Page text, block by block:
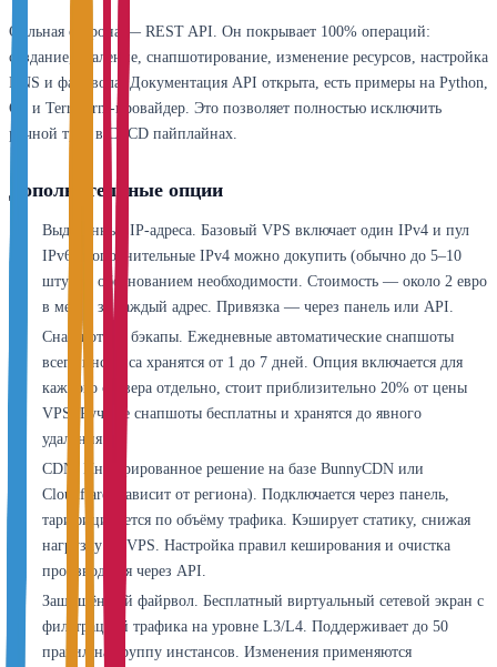
Сильная сторона — REST API. Он покрывает 100% операций:
создание, удаление, снапшотирование, изменение ресурсов, настройка
DNS и файрвола. Документация API открыта, есть примеры на Python,
Go и Terraform-провайдер. Это позволяет полностью исключить
ручной труд в CI/CD пайплайнах.
Дополнительные опции
Выделенные IP-адреса. Базовый VPS включает один IPv4 и пул
IPv6. Дополнительные IPv4 можно докупить (обычно до 5–10
штук) с обоснованием необходимости. Стоимость — около 2 евро
в месяц за каждый адрес. Привязка — через панель или API.
Снапшоты и бэкапы. Ежедневные автоматические снапшоты
всего инстанса хранятся от 1 до 7 дней. Опция включается для
каждого сервера отдельно, стоит приблизительно 20% от цены
VPS. Ручные снапшоты бесплатны и хранятся до явного
удаления.
CDN. Интегрированное решение на базе BunnyCDN или
Cloudflare (зависит от региона). Подключается через панель,
тарифицируется по объёму трафика. Кэширует статику, снижая
нагрузку на VPS. Настройка правил кеширования и очистка
производятся через API.
Защищённый файрвол. Бесплатный виртуальный сетевой экран с
фильтрацией трафика на уровне L3/L4. Поддерживает до 50
правил на группу инстансов. Изменения применяются